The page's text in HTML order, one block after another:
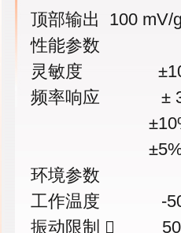
顶部输出 100 mV/
性能参数
灵敏度 ±10%
频率响应 ±
±10%
±5%
环境参数
工作温度 -50
振动限制 